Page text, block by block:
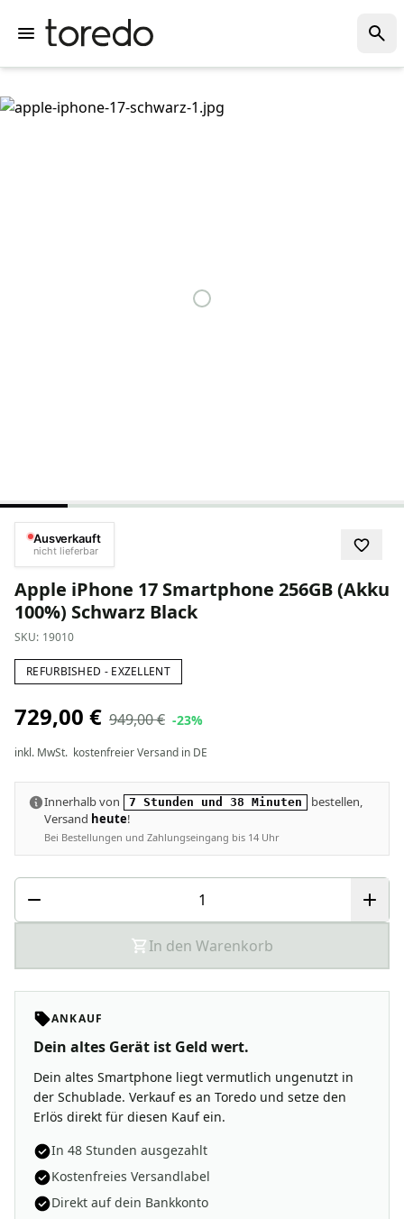
Ausverkauft
nicht lieferbar
Apple iPhone 17 Smartphone 256GB (Akku
100%) Schwarz Black
SKU: 19010
REFURBISHED - EXZELLENT
729,00 € 949,00 € -23%
inkl. MwSt. kostenfreier Versand in DE
Innerhalb von 7 Stunden und 38 Minuten
bestellen,
Versand heute!
Bei Bestellungen und Zahlungseingang bis 14 Uhr
In den Warenkorb
ANKAUF
Dein altes Gerät ist Geld wert.
Dein altes Smartphone liegt vermutlich ungenutzt in
der Schublade. Verkauf es an Toredo und setze den
Erlös direkt für diesen Kauf ein.
In 48 Stunden ausgezahlt
Kostenfreies Versandlabel
Direkt auf dein Bankkonto